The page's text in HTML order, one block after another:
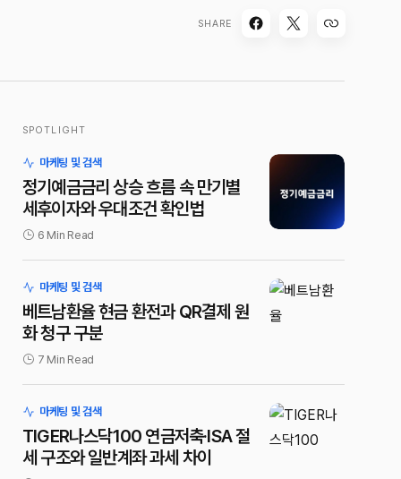
SHARE
SPOTLIGHT
마케팅 및 검색
정기예금금리 상승 흐름 속 만기별
세후이자와 우대조건 확인법
6 Min Read
마케팅 및 검색
베트남환율 현금 환전과 QR결제 원
화 청구 구분
7 Min Read
마케팅 및 검색
TIGER나스닥100 연금저축·ISA 절
세 구조와 일반계좌 과세 차이